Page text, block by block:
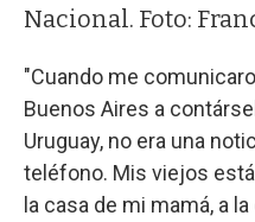
Nacional. Foto:
"Cuando me
Buenos Aires a
Uruguay, no era una
teléfono. Mis viejos
la casa de mi mamá, a